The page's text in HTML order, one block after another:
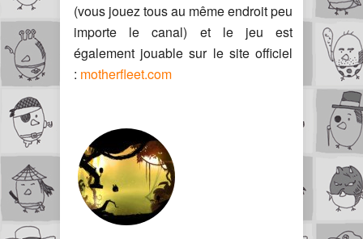
(vous jouez tous au même endroit peu
importe le canal) et le jeu est
également jouable sur le site officiel
: motherfleet.com